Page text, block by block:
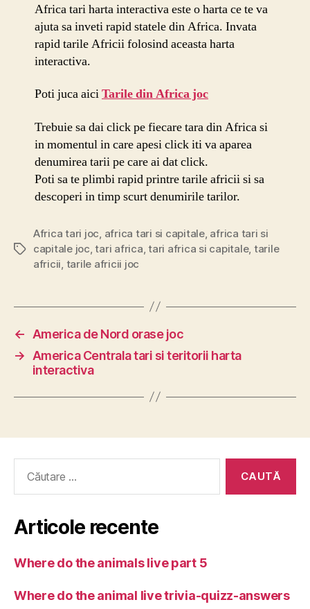
Africa tari harta interactiva este o harta ce te va
ajuta sa inveti rapid statele din Africa. Invata
rapid tarile Africii folosind aceasta harta
interactiva.
Poti juca aiciTarile din Africa joc
Trebuie sa dai click pe fiecare tara din Africa si
in momentul in care apesi click iti va aparea
denumirea tarii pe care ai dat click.
Poti sa te plimbi rapid printre tarile africii si sa
descoperi in timp scurt denumirile tarilor.
Etichete
Africa tari joc africa tari si capitale, africa tari si
capitale joc ,tari africa ,tari africa si capitale, tarile
africii tarile africii joc
←
America de Nord orase joc
→
America Centrala tari si teritorii harta
interactiva
după:
Articole recente
Where do the animals live part 5
Where do the animal live trivia-quizz-answers